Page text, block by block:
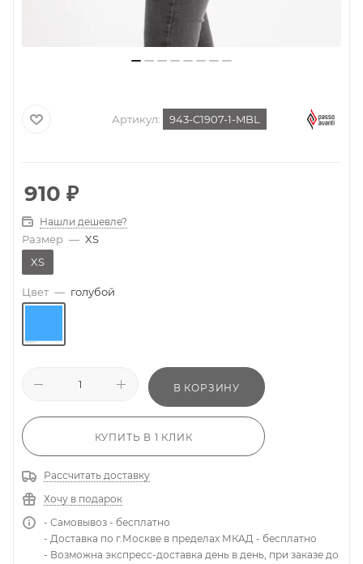
Артикул: 943-C1907-1-MBL
910 ₽
Нашли дешевле?
Размер — XS
XS
Цвет — голубой
В КОРЗИНУ
КУПИТЬ В 1 КЛИК
Рассчитать доставку
Хочу в подарок
- Самовывоз - бесплатно
- Доставка по г.Москве в пределах МКАД - бесплатно
- Возможна экспресс-доставка день в день, при заказе до